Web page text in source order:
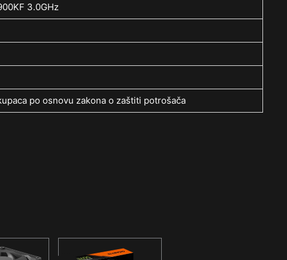
3.0GHz
po osnovu zakona o zaštiti potrošača